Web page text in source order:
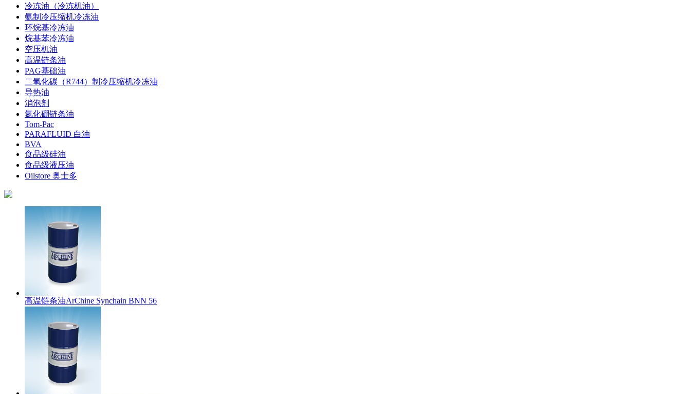
冷冻油（冷冻机油）
氨制冷压缩机冷冻油
环烷基冷冻油
烷基苯冷冻油
空压机油
高温链条油
PAG基础油
二氧化碳（R744）制冷压缩机冷冻油
导热油
消泡剂
氮化硼链条油
Tom-Pac
PARAFLUID 白油
BVA
食品级硅油
食品级液压油
Oilstore 奥士多
高温链条油ArChine Synchain BNN 56